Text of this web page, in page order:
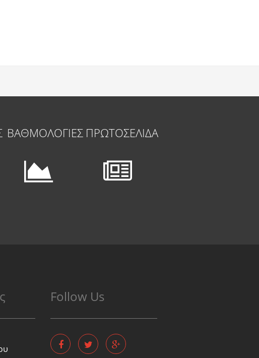
ΒΑΘΜΟΛΟΓΙΕΣ ΠΡΩΤΟΣΕΛΙΔΑ
Follow Us